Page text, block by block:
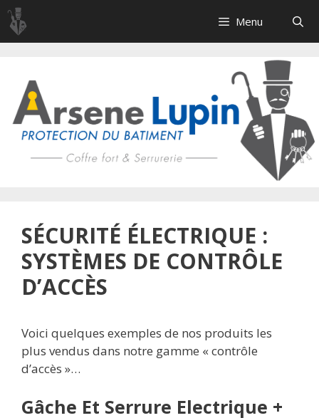
Aller
au
contenu
Menu
SÉCURITÉ ÉLECTRIQUE :
SYSTÈMES DE CONTRÔLE
D’ACCÈS
Voici quelques exemples de nos produits les
plus vendus dans notre gamme « contrôle
d’accès »…
Gâche Et Serrure Electrique +